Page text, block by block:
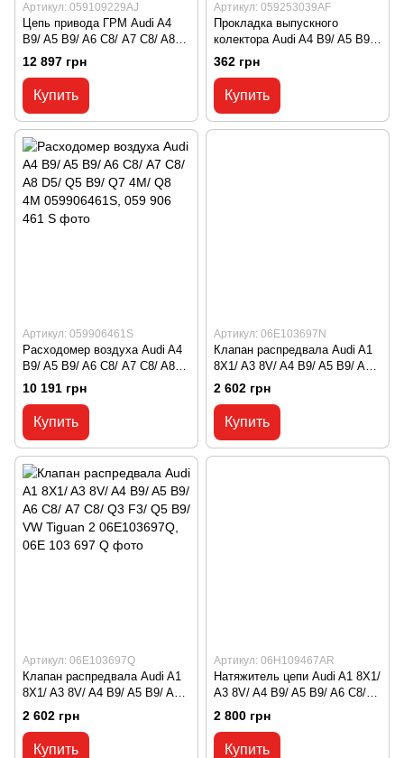
Артикул: 059109229AJ
Цепь привода ГРМ Audi A4
B9/ A5 B9/ A6 С8/ A7 C8/ A8
D5/ Q5 B9/ Q7 4M/ Q8 4M
059109229AJ, 059 109 229 AJ
12 897 грн
Купить
Артикул: 059253039AF
Прокладка выпускного
колектора Audi A4 B9/ A5 B9/
A6 C7/ A7 C8/ A8 D5/ Q5 B9/
Q7 4M 059253039AF, 059 253
039 AF
362 грн
Купить
Артикул: 059906461S
Расходомер воздуха Audi A4
B9/ A5 B9/ A6 С8/ A7 C8/ A8
D5/ Q5 B9/ Q7 4M/ Q8 4M
059906461S, 059 906 461 S
10 191 грн
Купить
Артикул: 06E103697N
Клапан распредвала Audi A1
8X1/ A3 8V/ A4 B9/ A5 B9/ A6
С8/ A7 C8/ Q3 F3/ Q5 B9/ VW
Tiguan 2 06E103697N, 06E 103
697 N
2 602 грн
Купить
Артикул: 06E103697Q
Клапан распредвала Audi A1
8X1/ A3 8V/ A4 B9/ A5 B9/ A6
С8/ A7 C8/ Q3 F3/ Q5 B9/ VW
Tiguan 2 06E103697Q, 06E 103
697 Q
2 602 грн
Купить
Артикул: 06H109467AR
Натяжитель цепи Audi A1 8X1/
A3 8V/ A4 B9/ A5 B9/ A6 С8/
A7 C8/ Q7 4M/ Q8 4M/ TT MK3
06H109467AR, 06H 109 467 AR
2 800 грн
Купить